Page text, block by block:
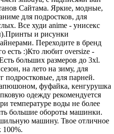
Сайтама. Яркие, модные,
для подростков, для
Все худи anime - унисекс
и рисунки
Переходите в бренд
есть :)Кто любит oversize -
больших размеров до 3xl.
на лето на зиму, для
подростковые, для парней.
фуфайка, кенгурушка
одежду рекомендуется
температуре воды не более
большие обороты машинки.
машину. Твое отличное
100%.